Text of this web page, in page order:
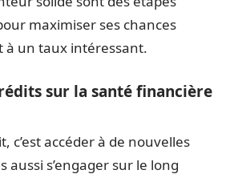
maximiser ses chances
à un taux intéressant.
sur la santé financière
c’est accéder à de nouvelles
aussi s’engager sur le long